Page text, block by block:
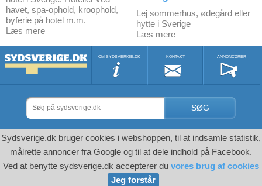
havet, spa-ophold, kroophold,
byferie på hotel m.m.
Læs mere
Lej sommerhus, ødegård eller
hytte i Sverige
Læs mere
OM SYDSVERIGE.DK KONTAKT ANNONCØRER
SØG
Sydsverige.dk bruger cookies i webshoppen, til at indsamle statistik,
målrette annoncer fra Google og til at dele indhold på Facebook.
Ved at benytte sydsverige.dk accepterer du vores brug af cookies
Jeg forstår